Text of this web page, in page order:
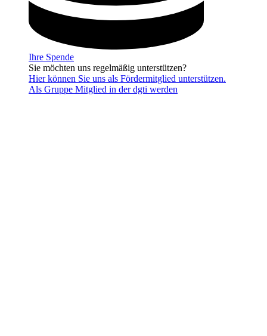
Ihre Spende
Sie möchten uns regelmäßig unterstützen?
Hier können Sie uns als Fördermitglied unterstützen.
Als Gruppe Mitglied in der dgti werden